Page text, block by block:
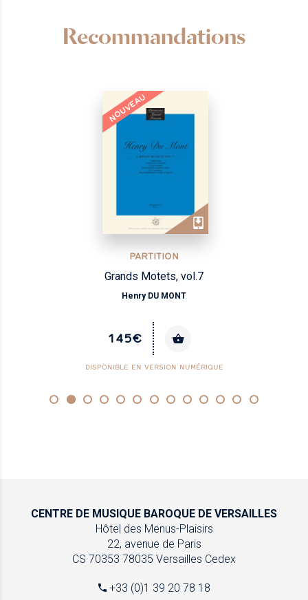
Recommandations
NOUVEAU
PARTITION
Grands Motets, vol.7
Henry DU MONT
145€
DISPONIBLE EN VERSION NUMÉRIQUE
CENTRE DE MUSIQUE BAROQUE DE VERSAILLES
Hôtel des Menus-Plaisirs
22, avenue de Paris
CS 70353 78035 Versailles Cedex
+33 (0)1 39 20 78 18